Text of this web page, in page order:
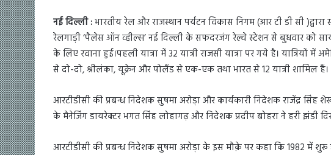
नई दिल्ली :भारतीय रेल और राजस्थान पर्यटन विकास निगम (आर टी डी सी
रेलगाड़ी ‘पैलेस ऑन व्हील्स’ नई दिल्ली के सफदरजंग रेल्वे स्टेशन से बुधवार को सायं
के लिए रवाना हुई।पहली यात्रा में 32 यात्री राजसी यात्रा पर गये है। यात्रियों
से दो-दो, श्रीलंका, यूक्रेन और पोलैंड से एक-एक तथा भारत से 12 यात्री शामिल हैं।
आरटीडीसी की प्रबन्ध निदेशक सुषमा अरोड़ा और कार्यकारी निदेशक राजेंद्र
के मैनेजिंग डायरेक्टर भगत सिंह लोहागढ़ और निदेशक प्रदीप बोहरा ने हरी झंडी
आरटीडीसी की प्रबन्ध निदेशक सुषमा अरोड़ा के इस मौक़े पर कहा कि 1982 में